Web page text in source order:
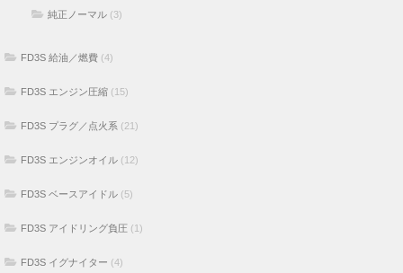
純正ノーマル (3)
FD3S 給油／燃費 (4)
FD3S エンジン圧縮 (15)
FD3S プラグ／点火系 (21)
FD3S エンジンオイル (12)
FD3S ベースアイドル (5)
FD3S アイドリング負圧 (1)
FD3S イグナイター (4)